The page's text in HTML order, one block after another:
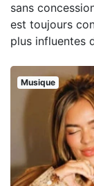
sans
est toujours
plus influentes
Musique